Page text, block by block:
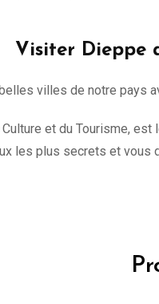
Visiter Dieppe
villes de notre pays
et du Tourisme,
les plus secrets et vous